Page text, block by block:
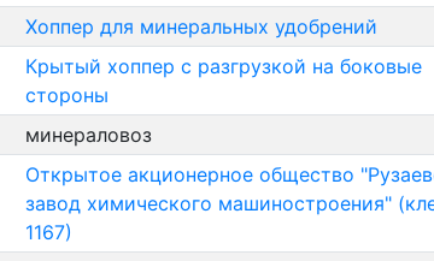
Хоппер для минеральных удобрений
Крытый хоппер с разгрузкой на боковые
стороны
минераловоз
Открытое акционерное общество
завод химического машиностроения"
1167)